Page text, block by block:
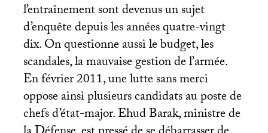
l’entraînement sont devenus un sujet
d’enquête depuis les années quatre-vingt
dix. On questionne aussi le budget, les
scandales, la mauvaise gestion de l’armée.
En février 2011, une lutte sans merci
oppose ainsi plusieurs candidats au poste de
chefs d’état-major. Ehud Barak, ministre de